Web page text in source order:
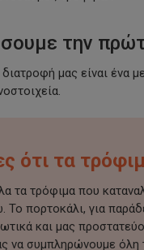
την
μας είναι ένα
ότι τα
τα τρόφιμα που
Το πορτοκάλι, για
και μας
να συμπληρώνουμε όλη